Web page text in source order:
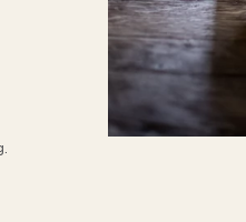
chevron_right Alle
Sie sich
TimeLog-